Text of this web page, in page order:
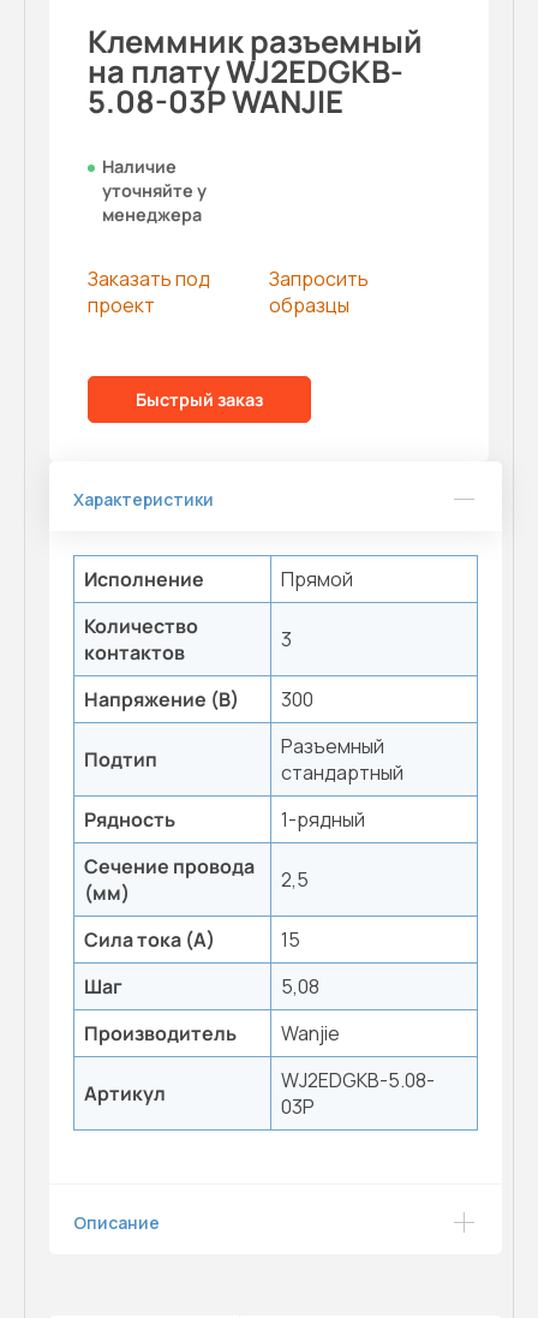
Клеммник разъемный
на плату WJ2EDGKB-
5.08-03P WANJIE
Наличие
уточняйте у
менеджера
Заказать под
проект
Запросить
образцы
Быстрый заказ
Характеристики
Исполнение
Прямой
Количество
контактов
3
Напряжение (В) 300
Подтип
Разъемный
стандартный
Рядность
1-рядный
Сечение провода
(мм)
2,5
Сила тока (А)
15
Шаг
5,08
Производитель
Wanjie
Артикул
WJ2EDGKB-5.08-
03P
Описание